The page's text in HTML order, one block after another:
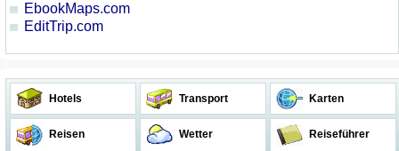
EbookMaps.com
EditTrip.com
Hotels Transport Karten
Reisen Wetter Reiseführer